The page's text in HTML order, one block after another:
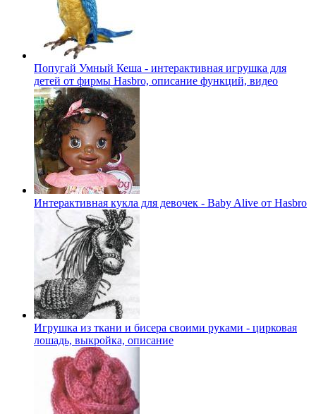
Попугай Умный Кеша - интерактивная игрушка для
детей от фирмы Hasbro, описание функций, видео
Интерактивная кукла для девочек - Baby Alive от Hasbro
Игрушка из ткани и бисера своими руками - цирковая
лошадь, выкройка, описание